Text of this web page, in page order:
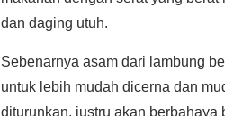
dan daging utuh.
Sebenarnya asam dari lambung
untuk lebih mudah dicerna dan
diturunkan, justru akan berbahaya